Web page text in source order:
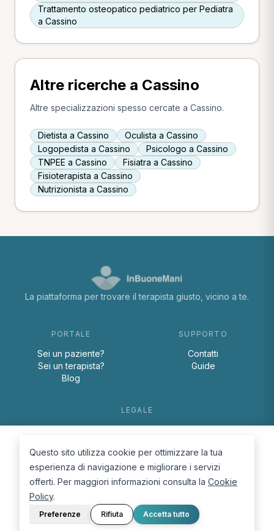
Trattamento osteopatico pediatrico per Pediatra
a Cassino
Altre ricerche a Cassino
Altre specializzazioni spesso cercate a Cassino.
Dietista a Cassino
Oculista a Cassino
Logopedista a Cassino
Psicologo a Cassino
TNPEE a Cassino
Fisiatra a Cassino
Fisioterapista a Cassino
Nutrizionista a Cassino
La piattaforma per trovare il terapista giusto, vicino a te.
PORTALE
Sei un paziente?
Sei un terapista?
Blog
SUPPORTO
Contatti
Guide
LEGALE
Cookie Policy
Questo sito utilizza cookie per ottimizzare la tua
esperienza di navigazione e migliorare i servizi
offerti. Per maggiori informazioni consulta la Cookie
Policy.
Preferenze Rifiuta Accetta tutto